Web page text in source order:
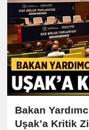
Bakan
Uşak’a Kritik